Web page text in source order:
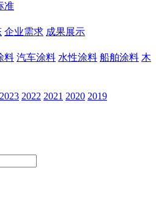
准
企业需求 成果展示
料 汽车涂料 水性涂料 船舶涂料 木
2023 2022 2021 2020 2019